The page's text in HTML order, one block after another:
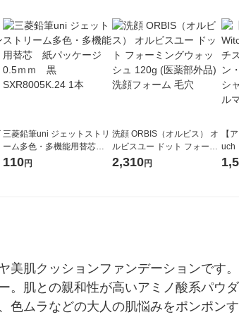
三菱鉛筆uni ジェットストリ
ーム多色・多機能用替芯
紙パッケージ 0.5ｍｍ 黒
110円
洗顔 ORBIS（オルビス） オ
ルビスユー ドット フォーミ
ングウォッシュ 120g (医薬
部外品) 洗顔フォーム 毛穴
2,310円
【
uch
ャ
イ
美肌クッションファンデーションです
。肌との親和性が高いアミノ酸系パウ
色ムラなどの大人の肌悩みをポンポン